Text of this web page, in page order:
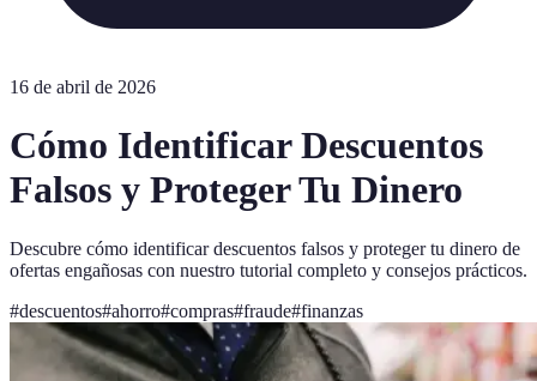
16 de abril de 2026
Cómo Identificar Descuentos
Falsos y Proteger Tu Dinero
Descubre cómo identificar descuentos falsos y proteger tu dinero de
ofertas engañosas con nuestro tutorial completo y consejos prácticos.
#descuentos#ahorro#compras#fraude#finanzas